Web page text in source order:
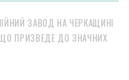
ЗАВОД НА ЧЕРКАЩИНІ
ПРИЗВЕДЕ ДО ЗНАЧНИХ